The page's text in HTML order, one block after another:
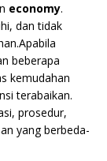
economy.
dan tidak
beberapa
kemudahan
terabaikan.
prosedur,
yang berbeda-